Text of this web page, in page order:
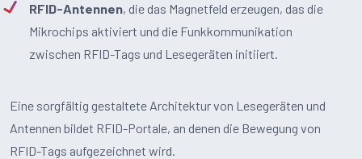
RFID-Antennen, die das Magnetfeld erzeugen, das die
Mikrochips aktiviert und die Funkkommunikation
zwischen RFID-Tags und Lesegeräten initiiert.
Eine sorgfältig gestaltete Architektur von Lesegeräten und
Antennen bildet RFID-Portale, an denen die Bewegung von
RFID-Tags aufgezeichnet wird.